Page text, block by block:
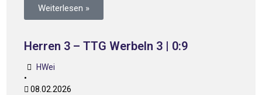
Weiterlesen »
Herren 3 – TTG Werbeln 3 | 0:9
HWei
•
08.02.2026